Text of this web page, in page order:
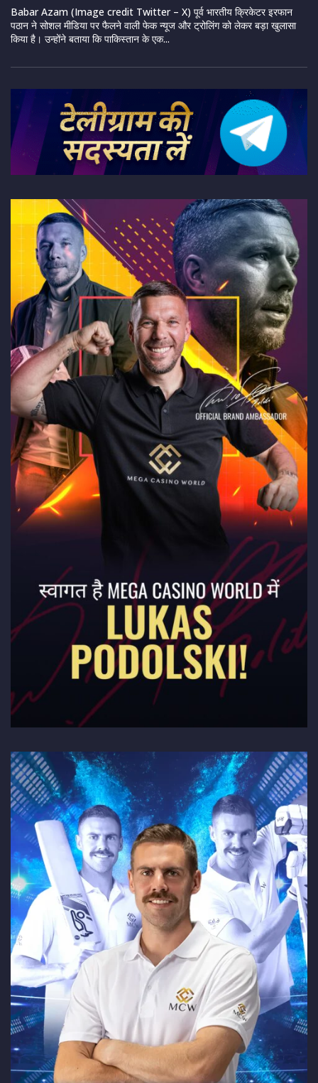
Babar Azam (Image credit Twitter – X) पूर्व भारतीय क्रिकेटर इरफान
पठान ने सोशल मीडिया पर फैलने वाली फेक न्यूज और ट्रोलिंग को लेकर बड़ा खुलासा
किया है। उन्होंने बताया कि पाकिस्तान के एक...